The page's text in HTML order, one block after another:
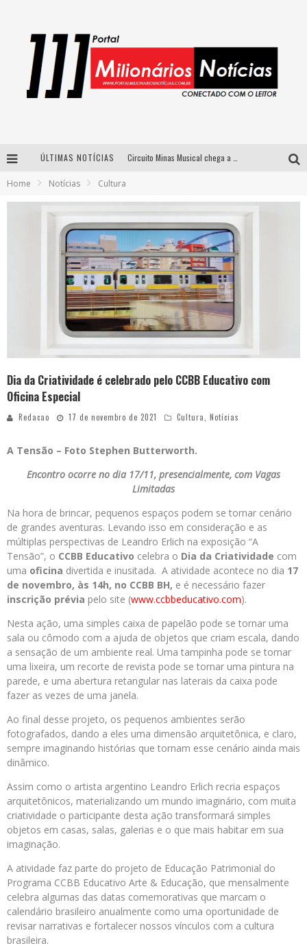
ÚLTIMAS NOTÍCIAS
Yan traz a turnê nacional do PagodYANdo para Belo Horizonte
Home Notícias Cultura
Dia da Criatividade é celebrado pelo CCBB Educativo com
Oficina Especial
Redacao 17 de novembro de 2021 Cultura, Notícias
A Tensão – Foto Stephen Butterworth.
Encontro ocorre no dia 17/11, presencialmente, com Vagas
Limitadas
Na hora de brincar, pequenos espaços podem se tornar cenário
de grandes aventuras. Levando isso em consideração e as
múltiplas perspectivas de Leandro Erlich na exposição “A
Tensão”, o CCBB Educativo celebra o Dia da Criatividade com
uma oficina divertida e inusitada. A atividade acontece no dia 17
de novembro, às 14h, no CCBB BH, e é necessário fazer
inscrição prévia pelo site (www.ccbbeducativo.com).
Nesta ação, uma simples caixa de papelão pode se tornar uma
sala ou cômodo com a ajuda de objetos que criam escala, dando
a sensação de um ambiente real. Uma tampinha pode se tornar
uma lixeira, um recorte de revista pode se tornar uma pintura na
parede, e uma abertura retangular nas laterais da caixa pode
fazer as vezes de uma janela.
Ao final desse projeto, os pequenos ambientes serão
fotografados, dando a eles uma dimensão arquitetônica, e claro,
sempre imaginando histórias que tornam esse cenário ainda mais
dinâmico.
Assim como o artista argentino Leandro Erlich recria espaços
arquitetônicos, materializando um mundo imaginário, com muita
criatividade o participante desta ação transformará simples
objetos em casas, salas, galerias e o que mais habitar em sua
imaginação.
A atividade faz parte do projeto de Educação Patrimonial do
Programa CCBB Educativo Arte & Educação, que mensalmente
celebra algumas das datas comemorativas que marcam o
calendário brasileiro anualmente como uma oportunidade de
revisar narrativas e fortalecer nossos vínculos com a cultura
brasileira.